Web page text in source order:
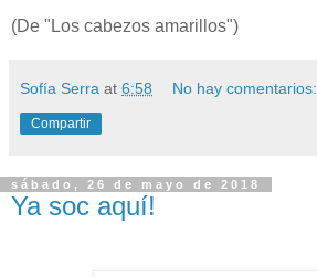
(De "Los cabezos amarillos")
Sofía Serra at 6:58 No hay comentarios:
Compartir
sábado, 26 de mayo de 2018
Ya soc aquí!